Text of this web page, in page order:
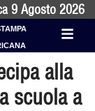
9 Agosto 2026
alla
scuola a